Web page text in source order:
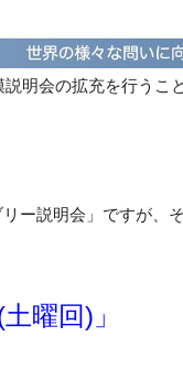
明会の拡充を行うこ
ー説明会」ですが、
曜回)」